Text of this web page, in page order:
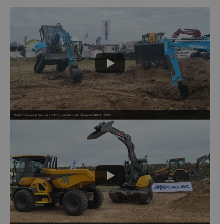
Pokaz ładowarki Venieri 1.63D TL, minikoparki Messersi M16U i M28U